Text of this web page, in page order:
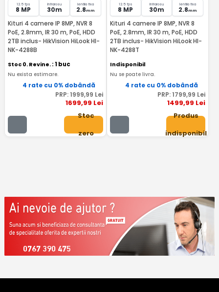
12.5 fps
8 MP
Infrarosu
30m
lentila fixa
2.8mm
Kituri 4 camere IP 8MP, NVR 8
PoE, 2.8mm, IR 30 m, PoE, HDD
2TB inclus- HikVision HiLook HI-
NK-4288B
Stoc 0. Revine.: 1 buc
Nu exista estimare.
4 rate cu 0% dobândă
PRP: 1999,99 Lei
1699,99 Lei
Stoc
zero
12.5 fps
8 MP
Infrarosu
30m
lentila fixa
2.8mm
Kituri 4 camere IP 8MP, NVR 8
PoE, 2.8mm, IR 30 m, PoE, HDD
2TB inclus- HikVision HiLook HI-
NK-4288T
Indisponibil
Nu se poate livra.
4 rate cu 0% dobândă
PRP: 1799,99 Lei
1499,99 Lei
Produs
indisponibil
0767 390 475